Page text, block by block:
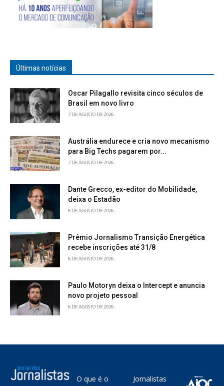
Últimas notícias
Oscar Pilagallo revisita cinco séculos de
Brasil em novo livro
7 DE AGOSTO DE 2026
Austrália endurece e cria novo mecanismo
para Big Techs pagarem por...
7 DE AGOSTO DE 2026
Dante Grecco, ex-editor do Mobilidade,
deixa o Estadão
6 DE AGOSTO DE 2026
Prêmio Jornalismo Transição Energética
recebe inscrições até 31/8
6 DE AGOSTO DE 2026
Paulo Motoryn deixa o Intercept e anuncia
novo projeto pessoal
6 DE AGOSTO DE 2026
O que é o Jornalistas